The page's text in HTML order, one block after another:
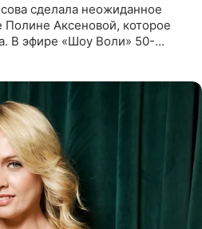
сделала неожиданное
Полине Аксеновой, которое
В эфире «Шоу Воли» 50-